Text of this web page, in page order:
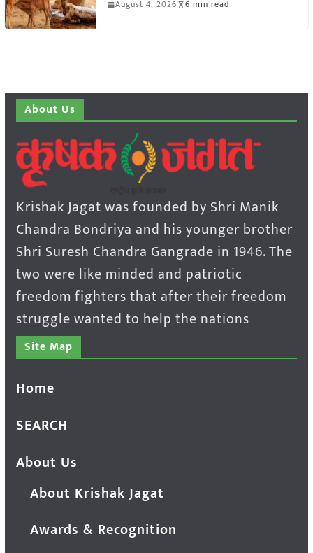
August 4, 2026 6 min read
About Us
Krishak Jagat was founded by Shri Manik
Chandra Bondriya and his younger brother
Shri Suresh Chandra Gangrade in 1946. The
two were like minded and patriotic
freedom fighters that after their freedom
struggle wanted to help the nations
Site Map
Home
SEARCH
About Us
About Krishak Jagat
Awards & Recognition